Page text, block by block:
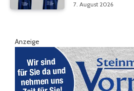
7. August 2026
Anzeige